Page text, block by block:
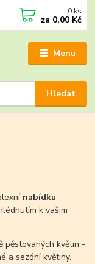
Menu
Hledat
0 ks
za 0,00 Kč
nabídku
k vašim
pěstovaných květin -
a sezóní květiny.